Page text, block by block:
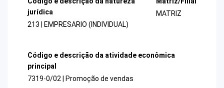
jurídica
213 | EMPRESARIO (INDIVIDUAL)
MATRIZ
Código e descrição da atividade econômica
principal
7319-0/02 | Promoção de vendas